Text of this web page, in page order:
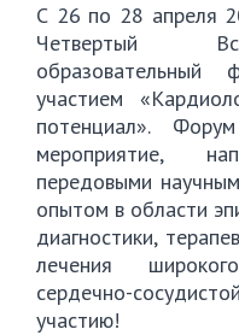
С 26 по 28 апреля
Четвертый
участием
потенциал».
мероприятие,
передовыми
опытом в области
диагностики,
лечения
сердечно-
участию!